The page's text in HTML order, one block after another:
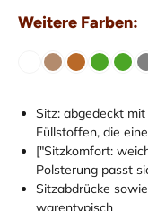
Weitere Farben:
Sitz: abgedeckt
Füllstoffen, die
["Sitzkomfort:
Polsterung passt
Sitzabdrücke
warentypisch